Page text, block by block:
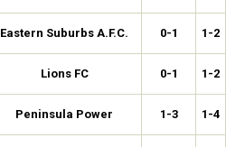
Eastern Suburbs A.F.C. 0-1 1-2
Lions FC 0-1 1-2
Peninsula Power 1-3 1-4